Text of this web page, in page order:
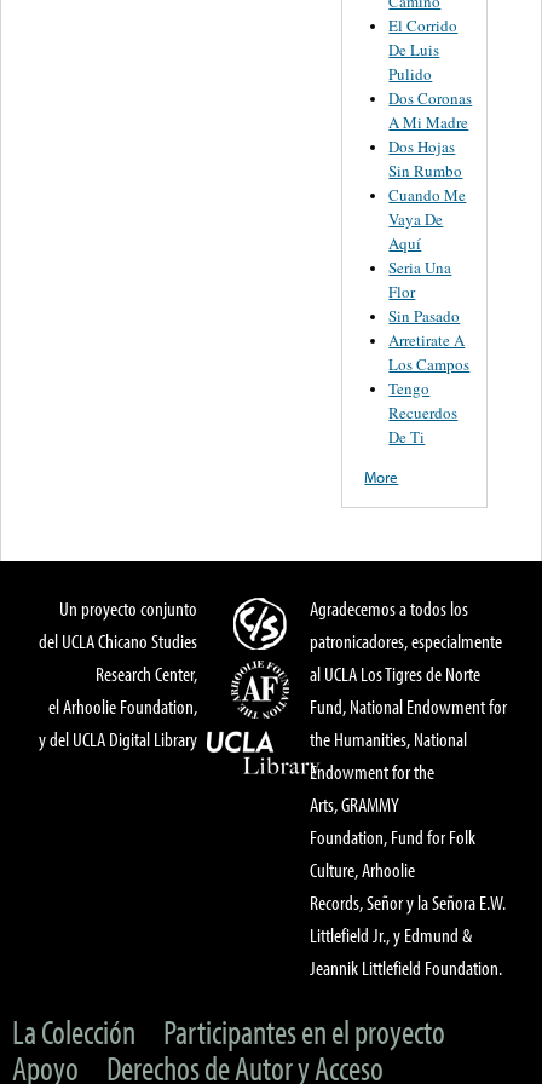
El Corrido
De Luis
Pulido
Dos Coronas
A Mi Madre
Dos Hojas
Sin Rumbo
Cuando Me
Vaya De
Aquí
Seria Una
Flor
Sin Pasado
Arretirate A
Los Campos
Tengo
Recuerdos
De Ti
More
Un proyecto conjunto
del UCLA Chicano Studies
Research Center,
el Arhoolie Foundation,
y del UCLA Digital Library
Agradecemos a todos los
patronicadores, especialmente
al UCLA Los Tigres de Norte
Fund, National Endowment for
the Humanities, National
Endowment for the
Arts, GRAMMY
Foundation, Fund for Folk
Culture, Arhoolie
Records, Señor y la Señora E.W.
Littlefield Jr., y Edmund &
Jeannik Littlefield Foundation.
La Colección
Participantes en el proyecto
Apoyo
Derechos de Autor y Acceso